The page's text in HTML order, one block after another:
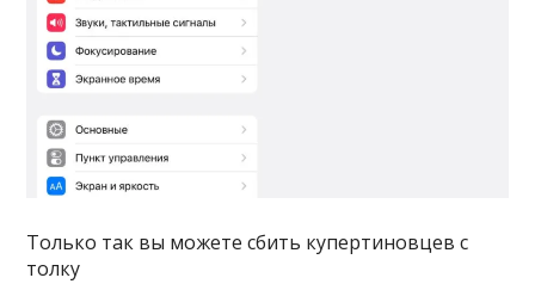
Только так вы можете сбить купертиновцев с
толку